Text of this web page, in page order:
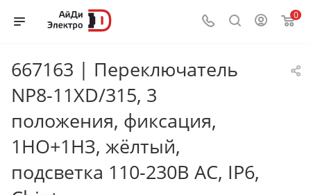
0
667163 | Переключатель
NP8-11XD/315, 3
положения, фиксация,
1НО+1НЗ, жёлтый,
подсветка 110-230В AC, IP6,